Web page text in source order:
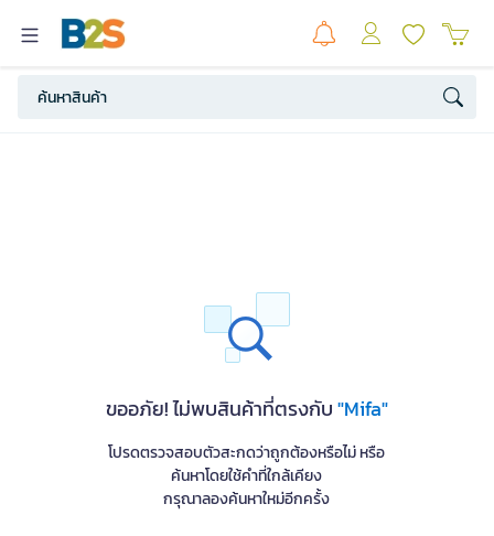
ขออภัย! ไม่พบสินค้าที่ตรงกับ"Mifa"
โปรดตรวจสอบตัวสะกดว่าถูกต้องหรือไม่ หรือ
ค้นหาโดยใช้คำที่ใกล้เคียง
กรุณาลองค้นหาใหม่อีกครั้ง